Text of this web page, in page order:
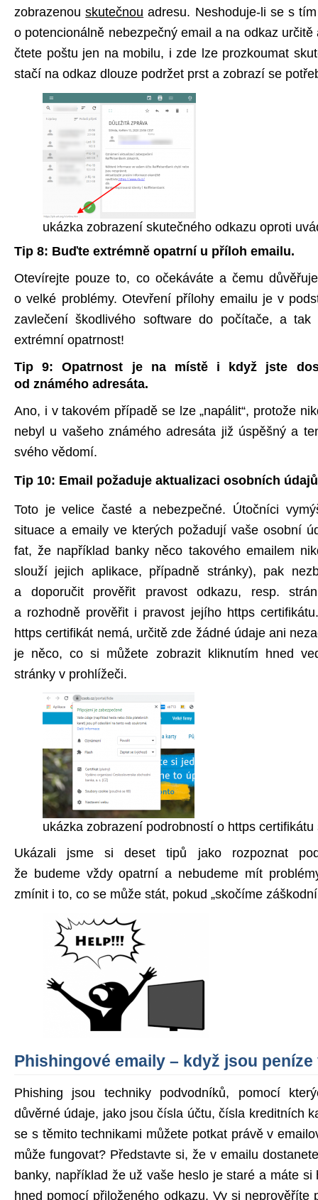
zobrazenouskutečnou adresu. Neshoduje-li se s
o potencionálně nebezpečný email a na odkaz
čtete poštu jen na mobilu, i zde lze prozkoumat
stačí na odkaz dlouze podržet prst a zobrazí se
ukázka zobrazení skutečného odkazu oproti
Tip 8: Buďte extrémně opatrní u příloh emailu.
Otevírejte pouze to, co očekáváte a čemu
o velké problémy. Otevření přílohy emailu je v
zavlečení škodlivého software do počítače, a
extrémní opatrnost!
Tip 9: Opatrnost je na místě i když jste
od známého adresáta.
Ano, i v takovém případě se lze „napálit“, protože
nebyl u vašeho známého adresáta již úspěšný a
svého vědomí.
Tip 10: Email požaduje aktualizaci osobních údajů
Toto je velice časté a nebezpečné. Útočníci
situace a emaily ve kterých požadují vaše osobní
fat, že například banky něco takového emailem
slouží jejich aplikace, případně stránky), pak
a doporučit prověřit pravost odkazu, resp.
a rozhodně prověřit i pravost jejího https
https certifikát nemá, určitě zde žádné údaje ani
je něco, co si můžete zobrazit kliknutím hned
stránky v prohlížeči.
ukázka zobrazení podrobností o https certifikátu
Ukázali jsme si deset tipů jako rozpoznat
že budeme vždy opatrní a nebudeme mít
zmínit i to, co se může stát, pokud „skočíme
Phishingové emaily – když jsou
Phishing jsou techniky podvodníků, pomocí
důvěrné údaje, jako jsou čísla účtu, čísla kreditních
se s těmito technikami můžete potkat právě v
může fungovat? Představte si, že v emailu
banky, například že už vaše heslo je staré a máte si
hned pomocí přiloženého odkazu. Vy si neprověříte